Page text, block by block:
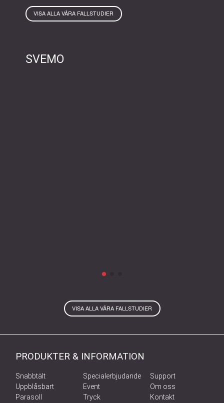
VISA ALLA VÅRA FALLSTUDIER
SVEMO
VISA ALLA VÅRA FALLSTUDIER
PRODUKTER & INFORMATION
Snabbtält
Uppblåsbart
Parasoll
Specialerbjudande
Event
Tryck
Support
Om oss
Kontakt